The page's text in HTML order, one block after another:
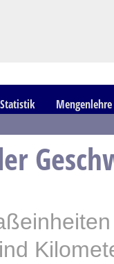
Statistik Mengenlehre